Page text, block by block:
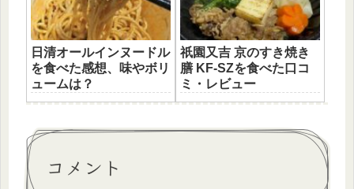
日清オールインヌードル
を食べた感想、味やボリ
ュームは？
祇園又吉 京のすき焼き
膳 KF-SZを食べた口コ
ミ・レビュー
コメント